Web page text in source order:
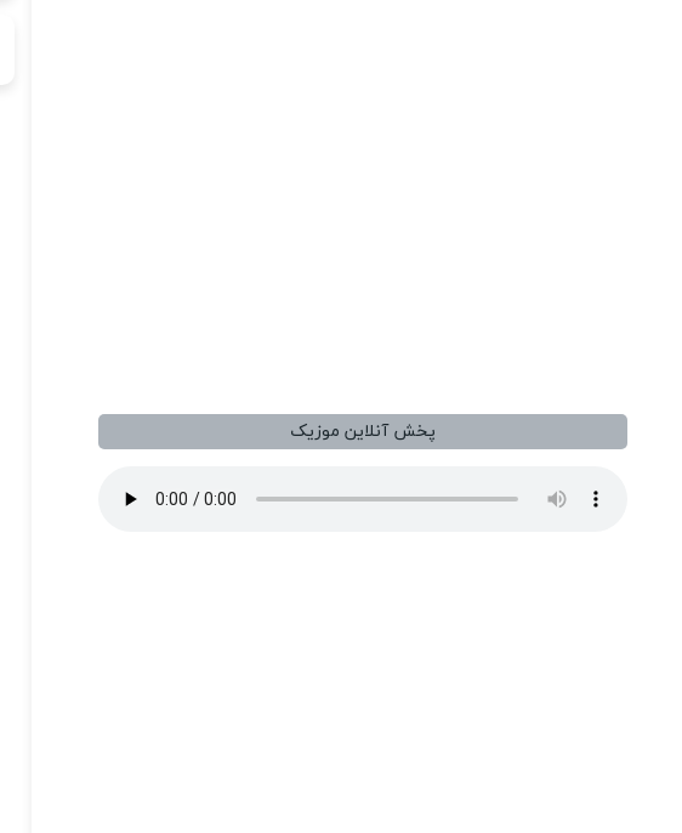
پخش آنلاین موزیک